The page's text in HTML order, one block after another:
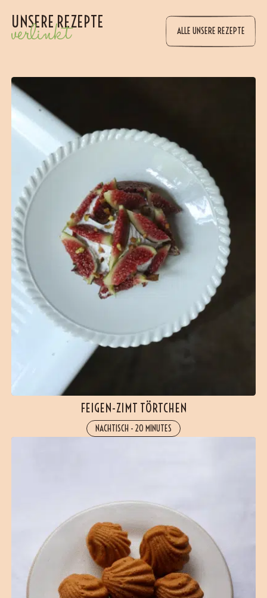
UNSERE REZEPTE
verlinkt ALLE UNSERE REZEPTE
FEIGEN-ZIMT TÖRTCHEN
NACHTISCH - 20 MINUTES